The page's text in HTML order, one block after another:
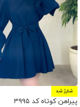
شارژ شد
پیراهن کوتاه کد ۳۹۹۵